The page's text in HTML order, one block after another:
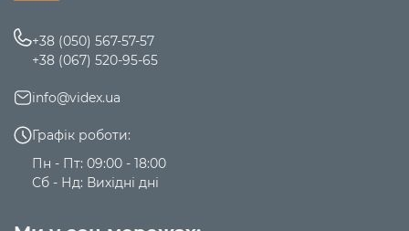
+38 (050) 567-57-57
+38 (067) 520-95-65
info@videx.ua
Графік роботи:
Пн - Пт: 09:00 - 18:00
Сб - Нд: Вихідні дні